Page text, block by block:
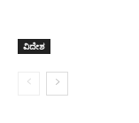
ವಿದೇಶ